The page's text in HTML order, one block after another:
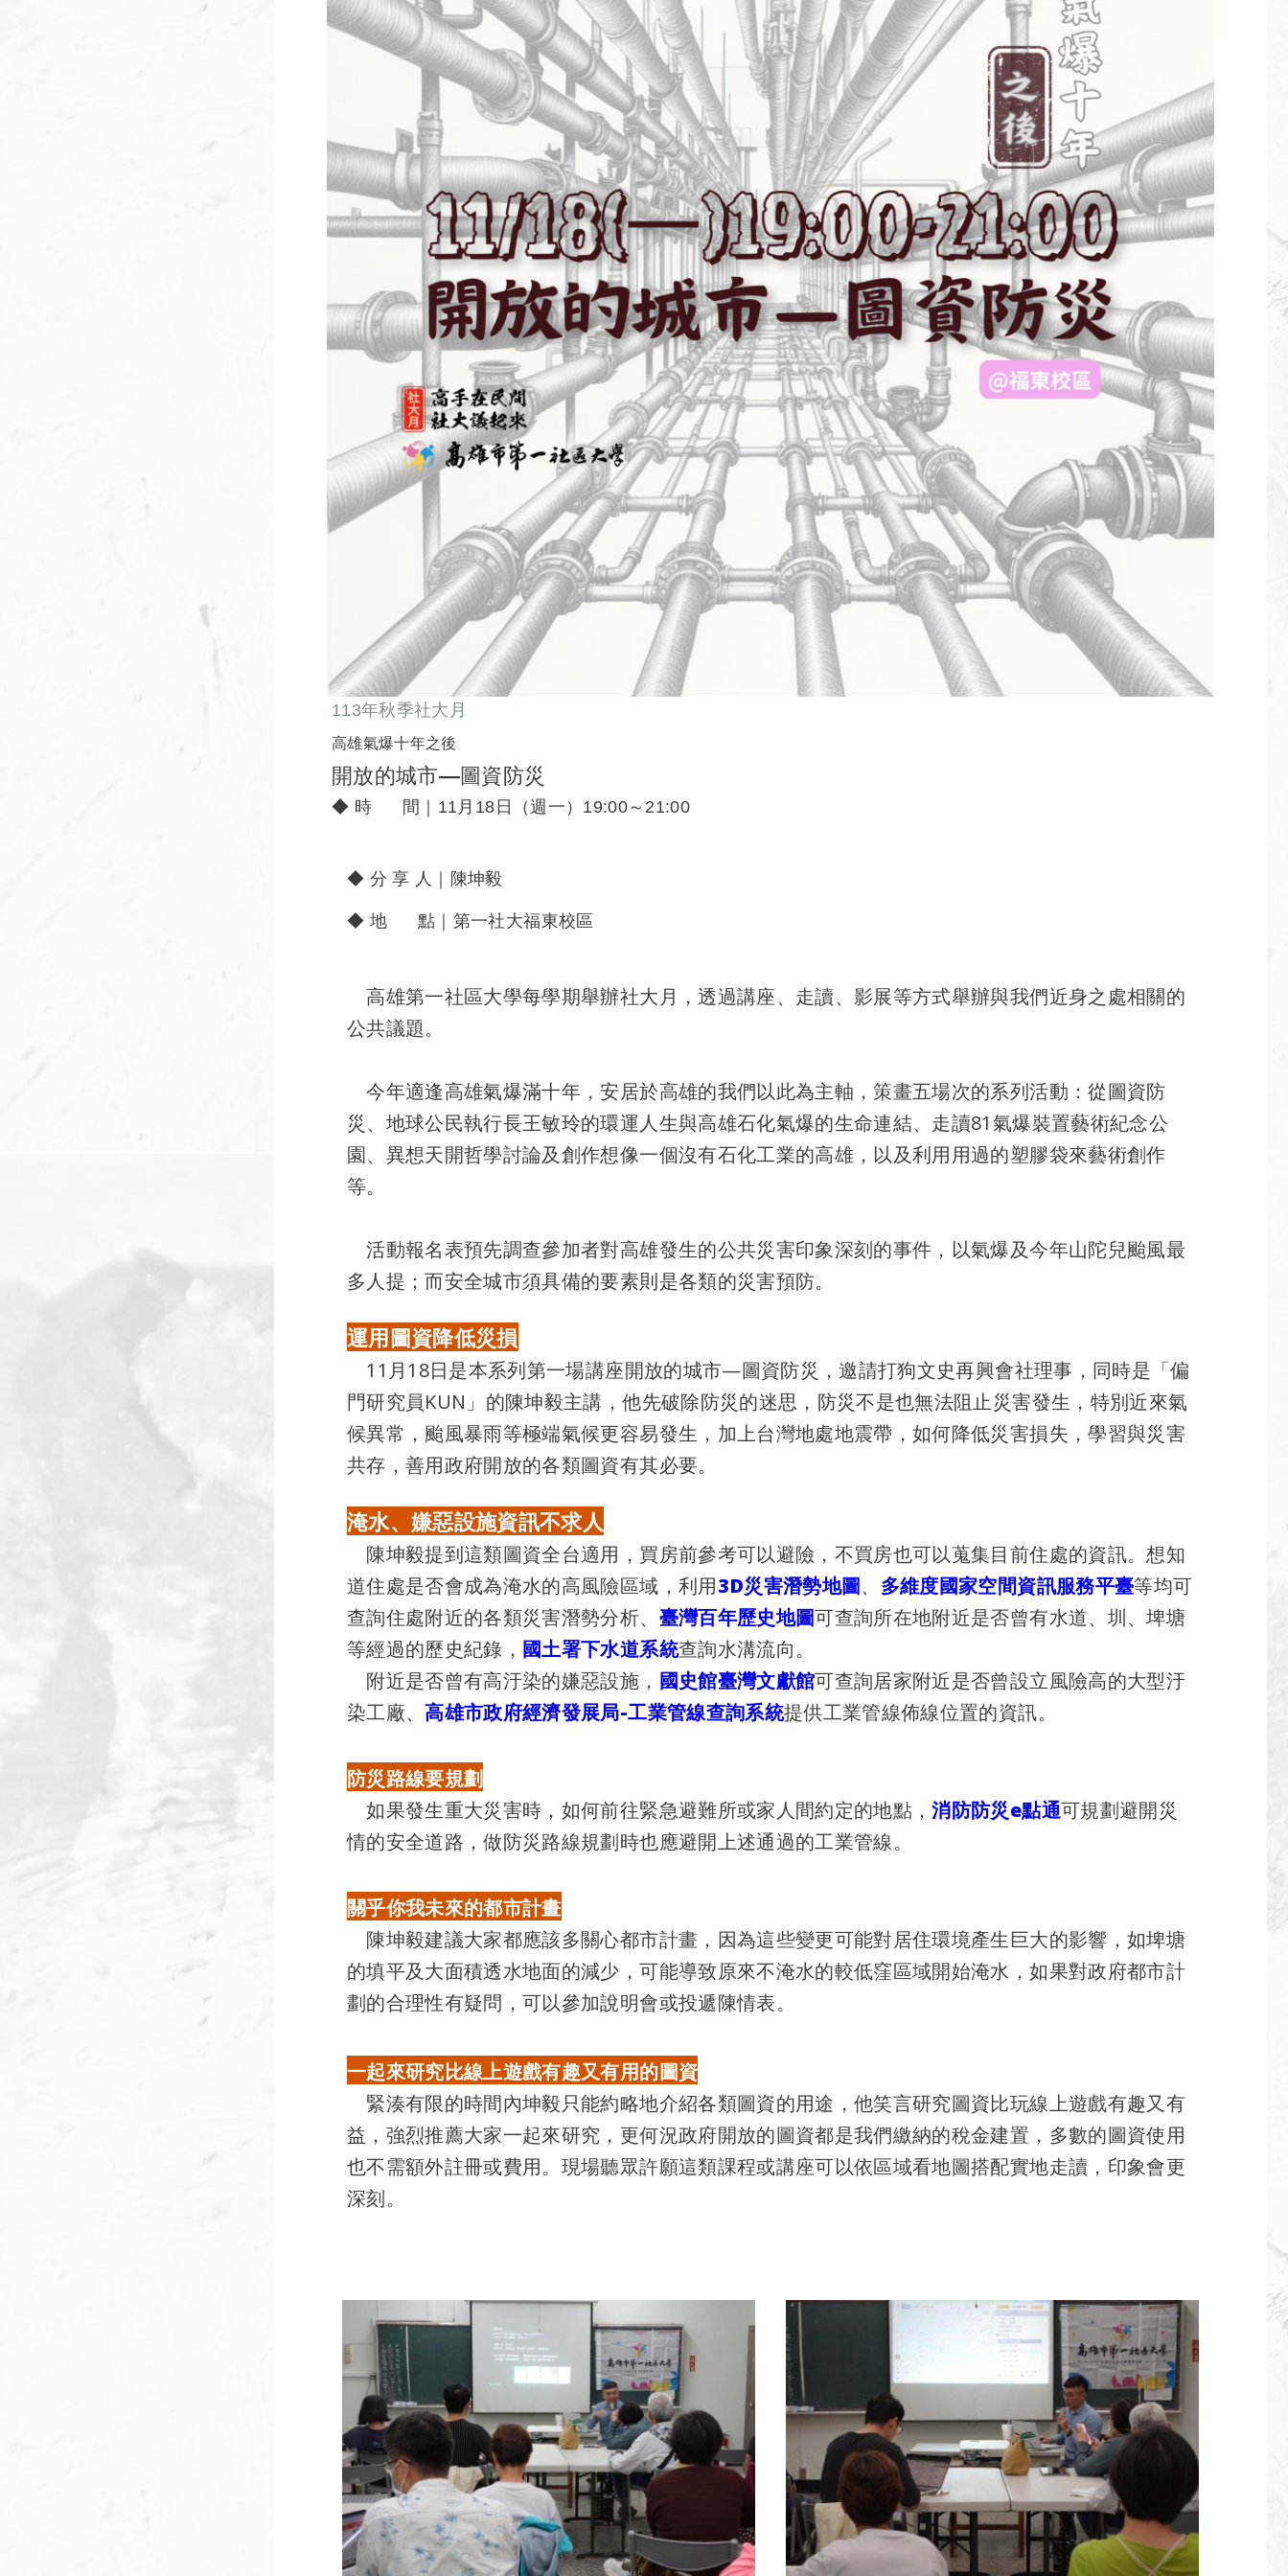
113年秋季社大月
高雄氣爆十年之後
開放的城市—圖資防災
◆ 時 間｜11月18日（週一）19:00～21:00
◆ 分 享 人｜陳坤毅
◆ 地 點｜第一社大福東校區
高雄第一社區大學每學期舉辦社大月，透過講座、走讀、影展等方式舉辦與我們近身之處相關的
公共議題。
今年適逢高雄氣爆滿十年，安居於高雄的我們以此為主軸，策畫五場次的系列活動：從圖資防
災、地球公民執行長王敏玲的環運人生與高雄石化氣爆的生命連結、走讀81氣爆裝置藝術紀念公
園、異想天開哲學討論及創作想像一個沒有石化工業的高雄，以及利用用過的塑膠袋來藝術創作
等。
活動報名表預先調查參加者對高雄發生的公共災害印象深刻的事件，以氣爆及今年山陀兒颱風最
多人提；而安全城市須具備的要素則是各類的災害預防。
運用圖資降低災損
11月18日是本系列第一場講座開放的城市—圖資防災，邀請打狗文史再興會社理事，同時是「偏
門研究員KUN」的陳坤毅主講，他先破除防災的迷思，防災不是也無法阻止災害發生，特別近來氣
候異常，颱風暴雨等極端氣候更容易發生，加上台灣地處地震帶，如何降低災害損失，學習與災害
共存，善用政府開放的各類圖資有其必要。
淹水、嫌惡設施資訊不求人
陳坤毅提到這類圖資全台適用，買房前參考可以避險，不買房也可以蒐集目前住處的資訊。想知
道住處是否會成為淹水的高風險區域，利用3D災害潛勢地圖、 多維度國家空間資訊服務平臺等均可
查詢住處附近的各類災害潛勢分析、 臺灣百年歷史地圖可查詢所在地附近是否曾有水道、圳、埤塘
等經過的歷史紀錄， 國土署下水道系統查詢水溝流向。
附近是否曾有高汙染的嫌惡設施， 國史館臺灣文獻館可查詢居家附近是否曾設立風險高的大型汙
染工廠、高雄市政府經濟發展局-工業管線查詢系統提供工業管線佈線位置的資訊。
防災路線要規劃
如果發生重大災害時，如何前往緊急避難所或家人間約定的地點，消防防災e點通可規劃避開災
情的安全道路，做防災路線規劃時也應避開上述通過的工業管線。
關乎你我未來的都市計畫
陳坤毅建議大家都應該多關心都市計畫，因為這些變更可能對居住環境產生巨大的影響，如埤塘
的填平及大面積透水地面的減少，可能導致原來不淹水的較低窪區域開始淹水，如果對政府都市計
劃的合理性有疑問，可以參加說明會或投遞陳情表。
一起來研究比線上遊戲有趣又有用的圖資
緊湊有限的時間內坤毅只能約略地介紹各類圖資的用途，他笑言研究圖資比玩線上遊戲有趣又有
益，強烈推薦大家一起來研究，更何況政府開放的圖資都是我們繳納的稅金建置，多數的圖資使用
也不需額外註冊或費用。現場聽眾許願這類課程或講座可以依區域看地圖搭配實地走讀，印象會更
深刻。